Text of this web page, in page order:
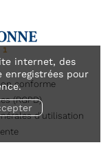
internet, des
pour
conforme
(RGPD)
d’utilisation